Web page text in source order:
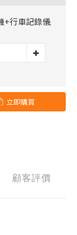
+行車記錄儀
立即購買
顧客評價